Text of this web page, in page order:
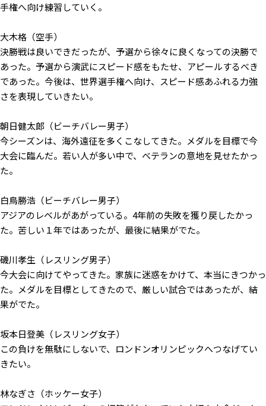
手権へ向け練習していく。
大木格（空手）
決勝戦は良いできだったが、予選から徐々に良くなっての決勝で
あった。予選から演武にスピード感をもたせ、アピールするべき
であった。今後は、世界選手権へ向け、スピード感あふれる力強
さを表現していきたい。
朝日健太郎（ビーチバレー男子）
今シーズンは、海外遠征を多くこなしてきた。メダルを目標で今
大会に臨んだ。若い人が多い中で、ベテランの意地を見せたかっ
た。
白鳥勝浩（ビーチバレー男子）
アジアのレベルがあがっている。4年前の失敗を獲り戻したかっ
た。苦しい１年ではあったが、最後に結果がでた。
磯川孝生（レスリング男子）
今大会に向けてやってきた。家族に迷惑をかけて、本当にきつかっ
た。メダルを目標としてきたので、厳しい試合ではあったが、結
果がでた。
坂本日登美（レスリング女子）
この負けを無駄にしないで、ロンドンオリンピックへつなげてい
きたい。
林なぎさ（ホッケー女子）